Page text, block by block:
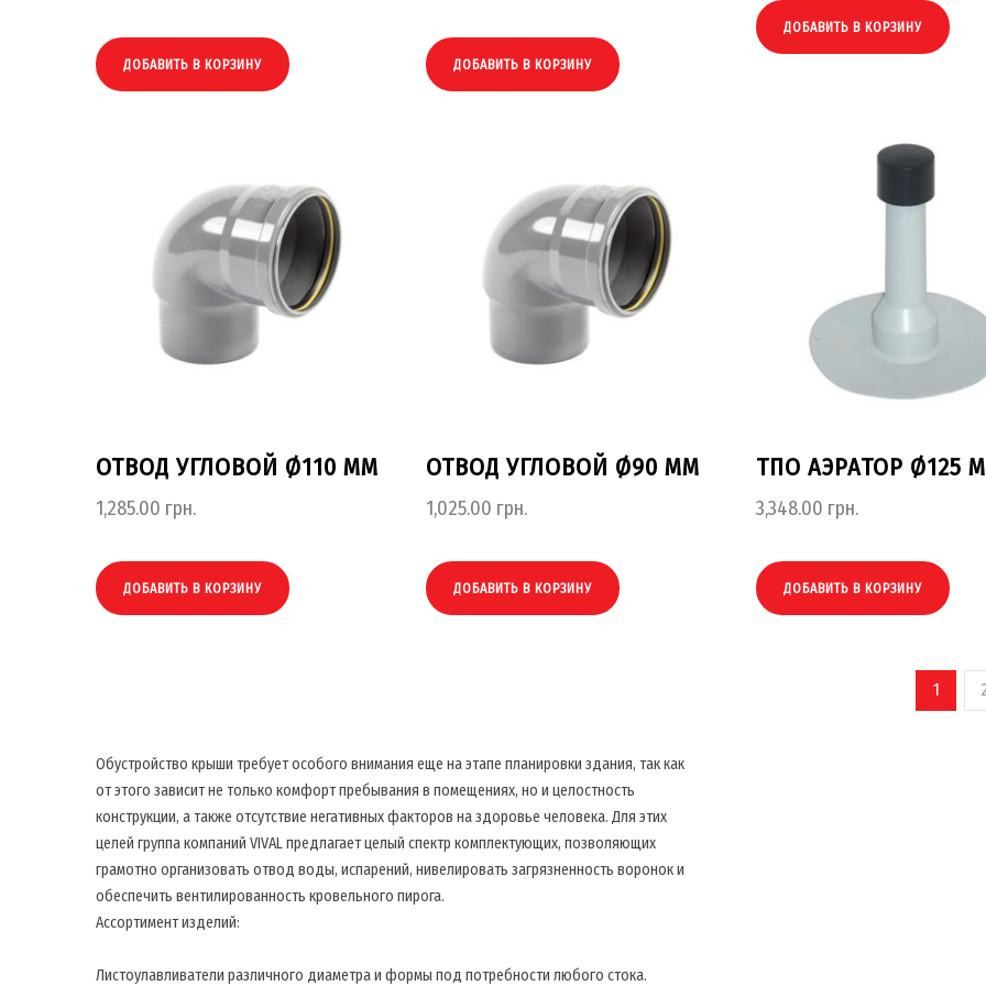
ДОБАВИТЬ В КОРЗИНУ ДОБАВИТЬ В КОРЗИНУ
ДОБАВИТЬ В КОРЗИНУ
ОТВОД УГЛОВОЙ Ø110 ММ
1,285.00 грн.
ДОБАВИТЬ В КОРЗИНУ
ОТВОД УГЛОВОЙ Ø90 ММ
1,025.00 грн.
ДОБАВИТЬ В КОРЗИНУ
ТПО АЭРАТОР Ø125
3,348.00 грн.
ДОБАВИТЬ В КОРЗИНУ
1
Обустройство крыши требует особого внимания еще на этапе планировки здания, так как
от этого зависит не только комфорт пребывания в помещениях, но и целостность
конструкции, а также отсутствие негативных факторов на здоровье человека. Для этих
целей группа компаний VIVAL предлагает целый спектр комплектующих, позволяющих
грамотно организовать отвод воды, испарений, нивелировать загрязненность воронок и
обеспечить вентилированность кровельного пирога.
Ассортимент изделий:
Листоулавливатели различного диаметра и формы под потребности любого стока.